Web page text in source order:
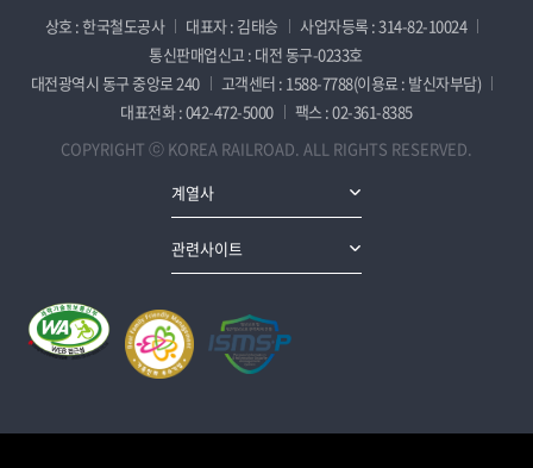
상호 : 한국철도공사 대표자 : 김태승
사업자등록 : 314-82-10024
통신판매업신고 : 대전 동구-0233호
대전광역시 동구 중앙로 240
고객센터 : 1588-7788(이용료 : 발신자부담)
대표전화 : 042-472-5000
팩스 : 02-361-8385
COPYRIGHT ⓒ KOREA RAILROAD. ALL RIGHTS RESERVED.
계열사
관련사이트